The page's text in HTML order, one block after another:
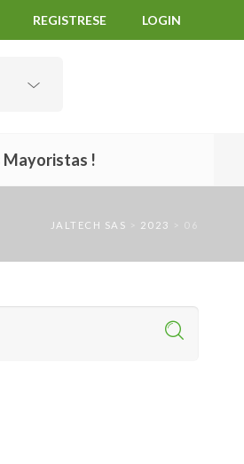
REGISTRESE LOGIN
Mayoristas !
JALTECH SAS 2023 06